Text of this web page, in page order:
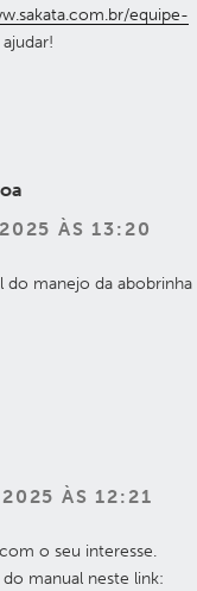
equipe-
ÀS 13:20
do manejo da abobrinha
ÀS 12:21
o seu interesse.
manual neste link: